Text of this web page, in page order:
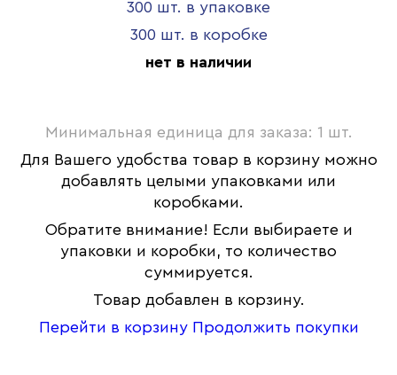
300 шт. в упаковке
300 шт. в коробке
нет в наличии
Минимальная единица для заказа: 1 шт.
Для Вашего удобства товар в корзину можно
добавлять целыми упаковками или
коробками.
Обратите внимание! Если выбираете и
упаковки и коробки, то количество
суммируется.
Товар добавлен в корзину.
Перейти в корзину Продолжить покупки